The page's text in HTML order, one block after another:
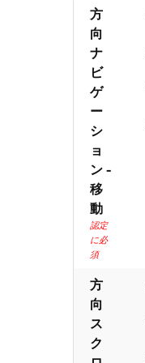
方
向
ナ
ビ
ゲ
ー
シ
ョ
ン -
移
動
認定
に必
須
方
向
ス
ク